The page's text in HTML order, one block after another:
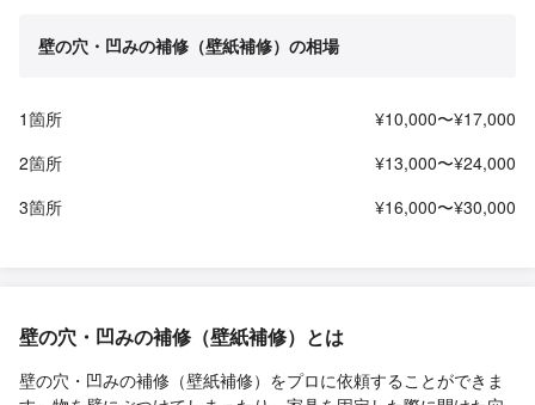
壁の穴・凹みの補修（壁紙補修）の相場
1箇所
¥10,000〜¥17,000
2箇所
¥13,000〜¥24,000
3箇所
¥16,000〜¥30,000
壁の穴・凹みの補修（壁紙補修）とは
壁の穴・凹みの補修（壁紙補修）をプロに依頼することができま